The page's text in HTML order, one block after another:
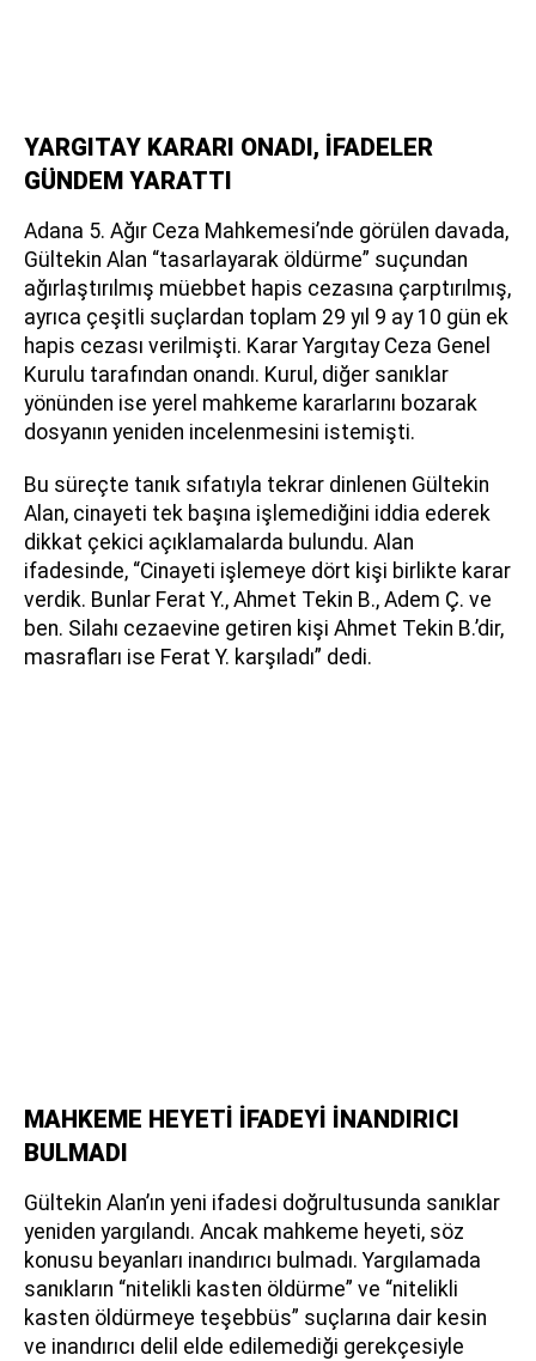
YARGITAY KARARI ONADI, İFADELER
GÜNDEM YARATTI
Adana 5. Ağır Ceza Mahkemesi’nde görülen davada,
Gültekin Alan “tasarlayarak öldürme” suçundan
ağırlaştırılmış müebbet hapis cezasına çarptırılmış,
ayrıca çeşitli suçlardan toplam 29 yıl 9 ay 10 gün ek
hapis cezası verilmişti. Karar Yargıtay Ceza Genel
Kurulu tarafından onandı. Kurul, diğer sanıklar
yönünden ise yerel mahkeme kararlarını bozarak
dosyanın yeniden incelenmesini istemişti.
Bu süreçte tanık sıfatıyla tekrar dinlenen Gültekin
Alan, cinayeti tek başına işlemediğini iddia ederek
dikkat çekici açıklamalarda bulundu. Alan
ifadesinde, “Cinayeti işlemeye dört kişi birlikte karar
verdik. Bunlar Ferat Y., Ahmet Tekin B., Adem Ç. ve
ben. Silahı cezaevine getiren kişi Ahmet Tekin B.’dir,
masrafları ise Ferat Y. karşıladı” dedi.
MAHKEME HEYETİ İFADEYİ İNANDIRICI
BULMADI
Gültekin Alan’ın yeni ifadesi doğrultusunda sanıklar
yeniden yargılandı. Ancak mahkeme heyeti, söz
konusu beyanları inandırıcı bulmadı. Yargılamada
sanıkların “nitelikli kasten öldürme” ve “nitelikli
kasten öldürmeye teşebbüs” suçlarına dair kesin
ve inandırıcı delil elde edilemediği gerekçesiyle